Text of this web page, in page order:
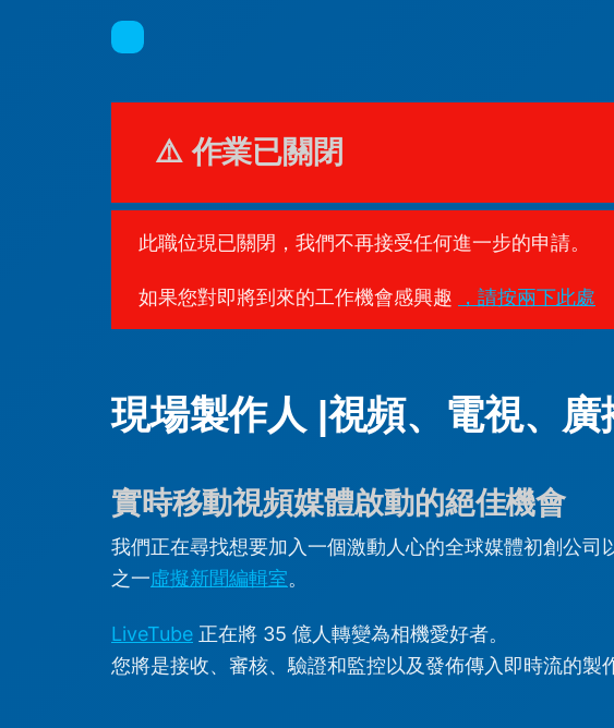
⚠️ 作業已關閉
此職位現已關閉，我們不再接受任何進一步的申請。
如果您對即將到來的工作機會感興趣 ，請按兩下此處
現場製作人 |視頻、電視、廣
實時移動視頻媒體啟動的絕佳機會
我們正在尋找想要加入一個激動人心的全球媒體初創公
之一虛擬新聞編輯室。
LiveTube 正在將 35 億人轉變為相機愛好者。
您將是接收、審核、驗證和監控以及發佈傳入即時流的製